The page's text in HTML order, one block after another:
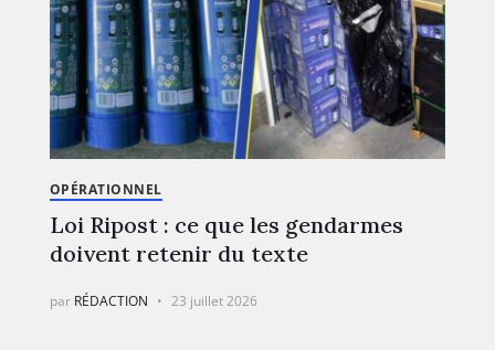
OPÉRATIONNEL
Loi Ripost : ce que les gendarmes
doivent retenir du texte
par RÉDACTION 23 juillet 2026